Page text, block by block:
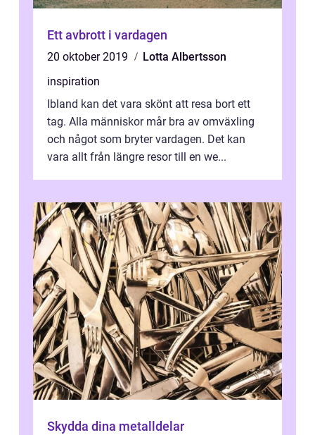
Ett avbrott i vardagen
20 oktober 2019
Lotta Albertsson
inspiration
Ibland kan det vara skönt att resa bort ett
tag. Alla människor mår bra av omväxling
och något som bryter vardagen. Det kan
vara allt från längre resor till en we...
Skydda dina metalldelar